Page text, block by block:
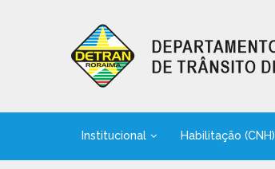
Institucional Habilitação (CNH)